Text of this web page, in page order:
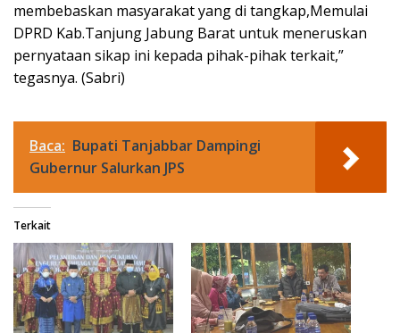
membebaskan masyarakat yang di tangkap,Memulai
DPRD Kab.Tanjung Jabung Barat untuk meneruskan
pernyataan sikap ini kepada pihak-pihak terkait,”
tegasnya. (Sabri)
Baca: Bupati Tanjabbar Dampingi
Gubernur Salurkan JPS
Terkait